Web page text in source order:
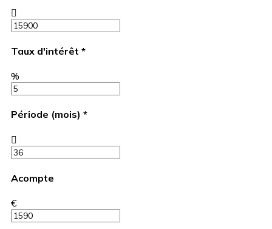
Connexion
Taux d'intérêt *
%
Période (mois) *
Acompte
€